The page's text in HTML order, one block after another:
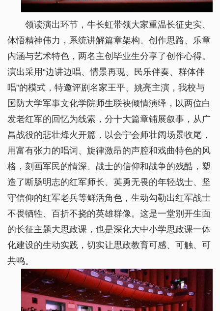
领读演出环节，牛长虹带领大家重温长征史实、
体悟精神伟力，系统讲解篇章架构、创作思路、乐章
内涵与艺术特色，两名主创毕业生分享了创作心得。
演出采用“边讲边唱、情景再现、民乐伴奏、群体伴
唱”的模式，特邀评剧名家王平、姚亮主演，我校与
国防大学军事文化学院师生联袂倾情演绎，以两位白
发老红军的回忆为线索，分十大篇章铺展叙事，从广
昌战役的悲壮烽火开篇，以会宁会师壮阔场景收尾，
用富有张力的唱词、旋律激昂的声腔和戏曲特色的风
格，刻画军民的情深、战士的信仰和战争的残酷，塑
造了断肠明志的红军师长、英勇无畏的年轻战士、坚
守信仰的红军老兵等鲜活角色，生动勾勒出红军战士
不畏牺牲、百折不挠的英雄群像。这是一堂别开生面
的长征主题大思政课，也是深化大中小学思政课一体
化建设的生动实践，切实让思政教育可感、可触、可
共鸣。